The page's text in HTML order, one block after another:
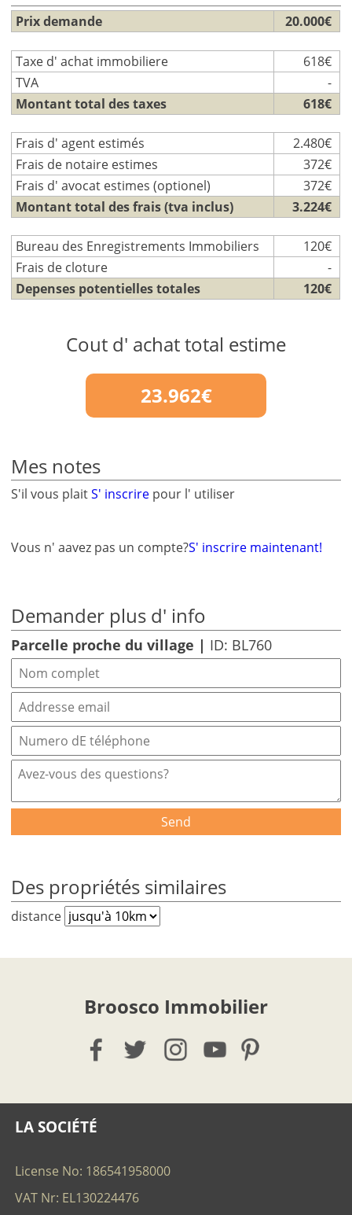
Prix demande 20.000€
Taxe d' achat immobiliere
618€
TVA
-
Montant total des taxes
618€
Frais d' agent estimés
2.480€
Frais de notaire estimes
372€
Frais d' avocat estimes (optionel)
372€
Montant total des frais (tva inclus)
3.224€
Bureau des Enregistrements Immobiliers
120€
Frais de cloture
-
Depenses potentielles totales
120€
Cout d' achat total estime
23.962€
Mes notes
S'il vous plaitS' inscrire pour l' utiliser
Vous n' aavez pas un compte?S' inscrire maintenant!
Demander plus d' info
Parcelle proche du village | ID: BL760
Send
Des propriétés similaires
distance
Broosco Immobilier
LA SOCIÉTÉ
License No: 186541958000
VAT Nr: EL130224476